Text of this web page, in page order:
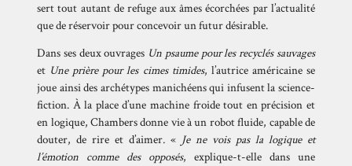
sert tout autant de refuge aux âmes écorchées par l’actualité
que de réservoir pour concevoir un futur désirable.
Dans ses deux ouvrages Un psaume pour les recyclés sauvages
et Une prière pour les cimes timides, l’autrice américaine se
joue ainsi des archétypes manichéens qui infusent la science-
fiction. À la place d’une machine froide tout en précision et
en logique, Chambers donne vie à un robot fluide, capable de
douter, de rire et d’aimer. « Je ne vois pas la logique et
l’émotion comme des opposés, explique-t-elle dans une